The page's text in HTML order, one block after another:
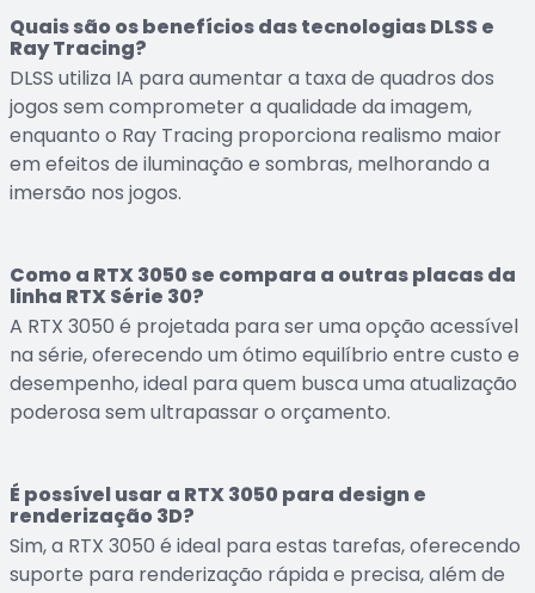
Quais são os benefícios das tecnologias DLSS e
Ray Tracing?
DLSS utiliza IA para aumentar a taxa de quadros dos
jogos sem comprometer a qualidade da imagem,
enquanto o Ray Tracing proporciona realismo maior
em efeitos de iluminação e sombras, melhorando a
imersão nos jogos.
Como a RTX 3050 se compara a outras placas da
linha RTX Série 30?
A RTX 3050 é projetada para ser uma opção acessível
na série, oferecendo um ótimo equilíbrio entre custo e
desempenho, ideal para quem busca uma atualização
poderosa sem ultrapassar o orçamento.
É possível usar a RTX 3050 para design e
renderização 3D?
Sim, a RTX 3050 é ideal para estas tarefas, oferecendo
suporte para renderização rápida e precisa, além de